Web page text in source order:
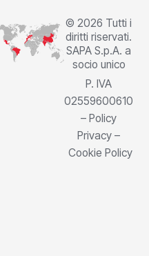
© 2026 Tutti i
diritti riservati.
SAPA S.p.A. a
socio unico
P. IVA
02559600610
–Policy
Privacy –
Cookie Policy